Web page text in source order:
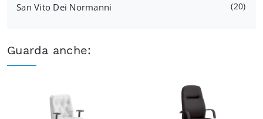
San Vito Dei Normanni 20
Guarda anche: